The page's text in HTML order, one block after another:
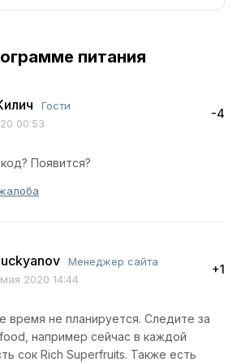
питания
Гости
00:53
-4
Появится?
Менеджер сайта
2020 14:44
+1
время не планируется. Следите за
например сейчас в каждой
сок Rich Superfruits. Также есть